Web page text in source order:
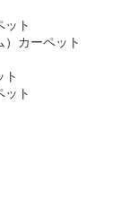
ット
）カーペット
ト
ット